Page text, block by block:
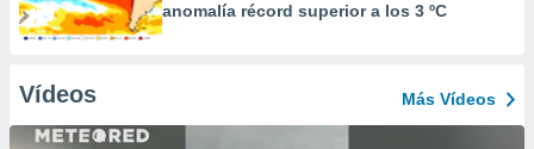
anomalía récord superior a los 3 ºC
Vídeos Más Vídeos